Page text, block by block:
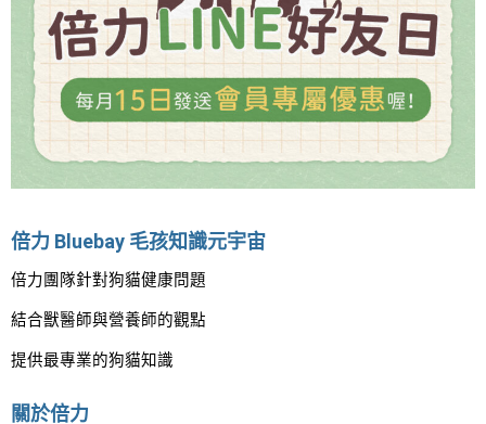
倍力 Bluebay 毛孩知識元宇宙
倍力團隊針對狗貓健康問題
結合獸醫師與營養師的觀點
提供最專業的狗貓知識
關於倍力